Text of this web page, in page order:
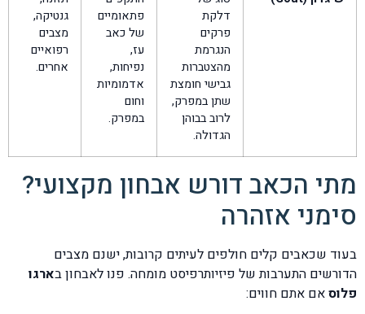
דלקת
פרקים
הנגרמת
מהצטברות
גבישי חומצת
שתן במפרק,
לרוב בבוהן
הגדולה.
פתאומיים
של כאב
עז,
נפיחות,
אדמומיות
וחום
במפרק.
גנטיקה,
מצבים
רפואיים
אחרים.
מתי הכאב דורש אבחון מקצועי?
סימני אזהרה
בעוד שכאבים קלים חולפים לעיתים קרובות, ישנם מצבים
הדורשים התערבות של פיזיותרפיסט מומחה. פנו לאבחון בארגו
פלוסאם אתם חווים: